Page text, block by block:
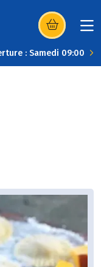
(s’ouvre dans
: Samedi 09:00